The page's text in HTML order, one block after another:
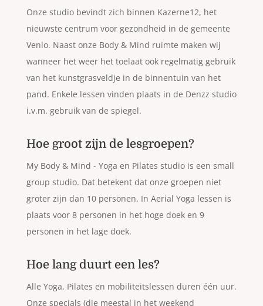
Onze studio bevindt zich binnen Kazerne12, het
nieuwste centrum voor gezondheid in de gemeente
Venlo. Naast onze Body & Mind ruimte maken wij
wanneer het weer het toelaat ook regelmatig gebruik
van het kunstgrasveldje in de binnentuin van het
pand. Enkele lessen vinden plaats in de Denzz studio
i.v.m. gebruik van de spiegel.
Hoe groot zijn de lesgroepen?
My Body & Mind - Yoga en Pilates studio is een small
group studio. Dat betekent dat onze groepen niet
groter zijn dan 10 personen. In Aerial Yoga lessen is
plaats voor 8 personen in het hoge doek en 9
personen in het lage doek.
Hoe lang duurt een les?
Alle Yoga, Pilates en mobiliteitslessen duren één uur.
Onze specials (die meestal in het weekend